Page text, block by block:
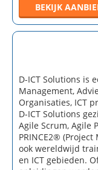
BEKIJK
D-ICT Solutions is
Management,
Organisaties, ICT
D-ICT Solutions
Agile Scrum, Agile
PRINCE2®
ook wereldwijd
en ICT gebieden.